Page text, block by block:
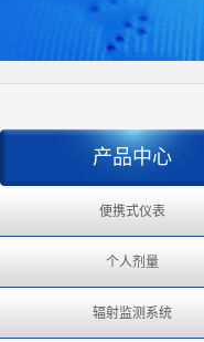
产品中心
便携式仪表
个人剂量
辐射监测系统